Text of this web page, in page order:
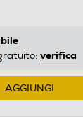
verifica
AGGIUNGI